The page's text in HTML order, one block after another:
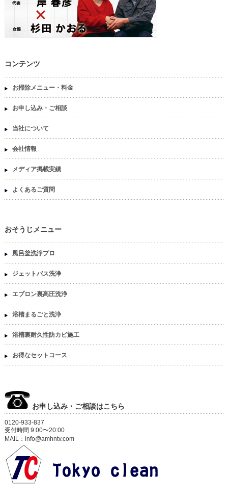
コンテンツ
お掃除メニュー・料金
お申し込み・ご相談
当社について
会社情報
メディア掲載実績
よくあるご質問
おそうじメニュー
風呂釜洗浄プロ
ジェットバス洗浄
エプロン裏高圧洗浄
浴槽まるごと洗浄
浴槽裏耐久性防カビ施工
お得なセットコース
お申し込み・ご相談はこちら
0120-933-837
受付時間 9:00〜20:00
MAIL：info@amhntv.com